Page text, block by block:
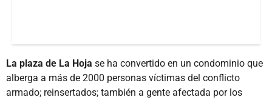
La plaza de La Hoja se ha convertido en un condominio que
alberga a más de 2000 personas víctimas del conflicto
armado; reinsertados; también a gente afectada por los